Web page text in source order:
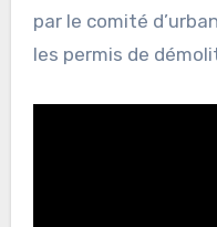
par le comité
les permis de